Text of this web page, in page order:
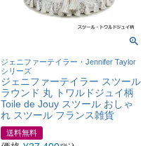
ジェニファーテイラー・Jennifer Taylor
シリーズ
ジェニファーテイラー スツール
ラウンド 丸 トワルドジュイ柄
Toile de Jouy スツール おしゃ
れ スツール フランス雑貨
送料無料